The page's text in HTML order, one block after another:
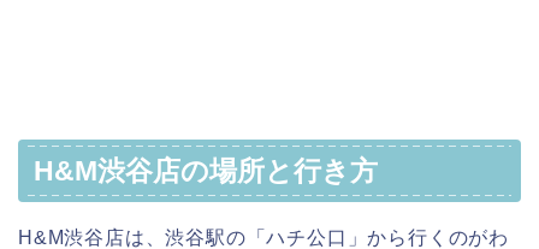
H&M渋谷店の場所と行き方
H&M渋谷店は、渋谷駅の「ハチ公口」から行くのがわ